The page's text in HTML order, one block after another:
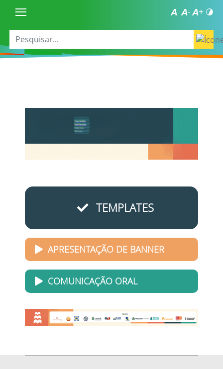
TEMPLATES
APRESENTAÇÃO DE BANNER
COMUNICAÇÃO ORAL